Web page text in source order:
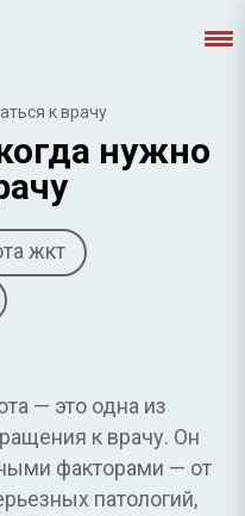
к врачу
нужно
жкт
— это одна из
к врачу. Он
факторами — от
патологий,